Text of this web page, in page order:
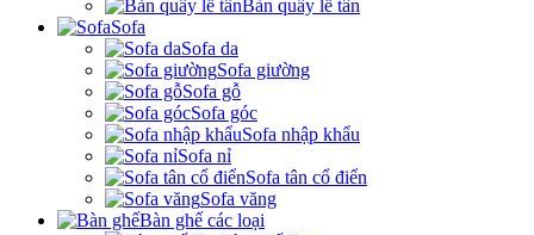
Bàn quầy lễ tân
Sofa
Sofa da
Sofa giường
Sofa gỗ
Sofa góc
Sofa nhập khẩu
Sofa nỉ
Sofa tân cổ điển
Sofa văng
Bàn ghế các loại